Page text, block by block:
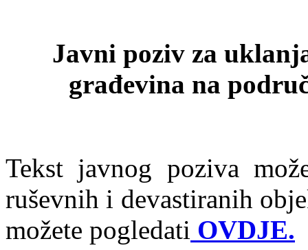
Javni poziv za
građevina na
Tekst javnog poziva
ruševnih i devastiranih
možete pogledati OVDJE.